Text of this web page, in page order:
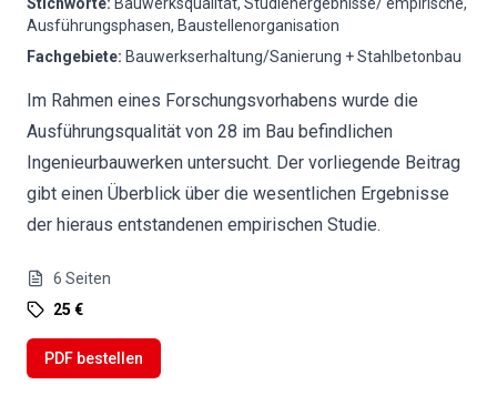
Ausführungsphasen, Baustellenorganisation
Fachgebiete: Bauwerkserhaltung/Sanierung + Stahlbetonbau
Im Rahmen eines Forschungsvorhabens wurde die
Ausführungsqualität von 28 im Bau befindlichen
Ingenieurbauwerken untersucht. Der vorliegende Beitrag
gibt einen Überblick über die wesentlichen Ergebnisse
der hieraus entstandenen empirischen Studie.
6 Seiten
25 €
PDF bestellen